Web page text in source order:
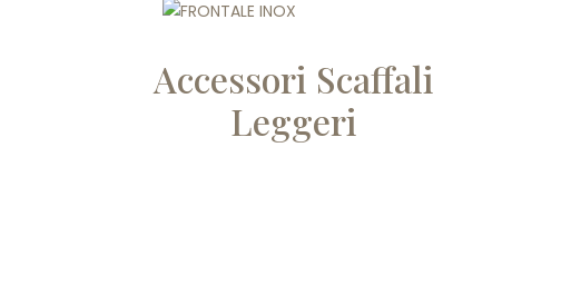
Accessori Scaffali
Leggeri